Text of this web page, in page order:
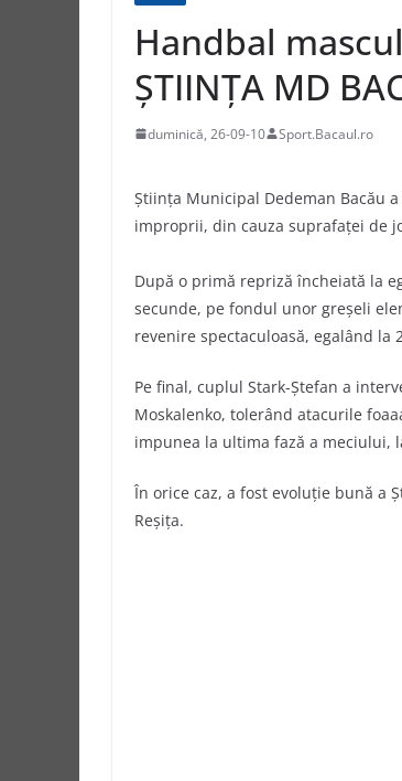
Handbal
ŞTIINŢA MD
duminică, 26-09-10 Sport.Bacaul.ro
Ştiinţa Municipal Dedeman Bacău
improprii, din cauza suprafaţei de
După o primă repriză încheiată la
secunde, pe fondul unor greşeli
revenire spectaculoasă, egalând
Pe final, cuplul Stark-Ştefan a
Moskalenko, tolerând atacurile
impunea la ultima fază a meciului,
În orice caz, a fost evoluţie bună a
Reşiţa.